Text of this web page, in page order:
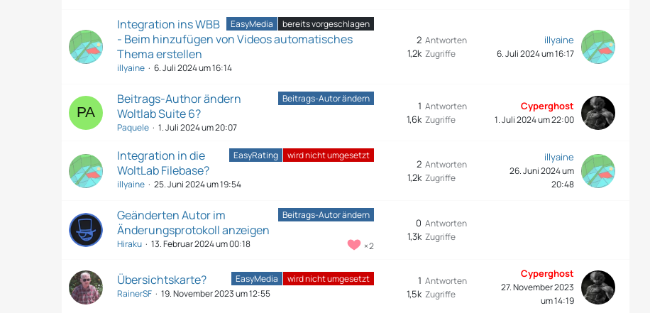
EasyMedia bereits vorgeschlagen
Integration ins WBB
- Beim hinzufügen von Videos automatisches
Thema erstellen
illyaine 6. Juli 2024 um 16:14
Antworten
2
Zugriffe
1,2k
illyaine
6. Juli 2024 um 16:17
Beitrags-Autor ändern
Beitrags-Author ändern
Woltlab Suite 6?
Paquele 1. Juli 2024 um 20:07
Antworten
1
Zugriffe
1,6k
Cyperghost
1. Juli 2024 um 22:00
EasyRating wird nicht umgesetzt
Integration in die
WoltLab Filebase?
illyaine 25. Juni 2024 um 19:54
Antworten
2
Zugriffe
1,2k
illyaine
26. Juni 2024 um
20:48
Beitrags-Autor ändern
Geänderten Autor im
Änderungsprotokoll anzeigen
2
Hiraku 13. Februar 2024 um 00:18
Antworten
0
Zugriffe
1,3k
EasyMedia wird nicht umgesetzt
Übersichtskarte?
RainerSF 19. November 2023 um 12:55
Antworten
1
Zugriffe
1,5k
Cyperghost
27. November 2023
um 14:19